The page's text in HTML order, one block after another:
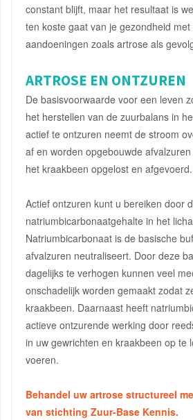
constant blijft, maar het resultaat is
ten koste gaat van je gezondheid
aandoeningen zoals artrose als
ARTROSE EN ONTZUREN
De basisvoorwaarde voor een leven
het herstellen van de zuurbalans in
actief te ontzuren neemt de stroom
af en worden opgebouwde
het kraakbeen opgelost en afgevoerd.
Actief ontzuren kunt u bereiken door
natriumbicarbonaatgehalte in het
Natriumbicarbonaat is de basische
afvalzuren neutraliseert. Door deze
dagelijks te verhogen kunnen veel
onschadelijk worden gemaakt zodat
kraakbeen. Daarnaast heeft
actieve ontzurende werking door
in uw gewrichten en kraakbeen op te
voeren.
Behandel uw artrose structureel
van stichting Zuur-Base Kennis.